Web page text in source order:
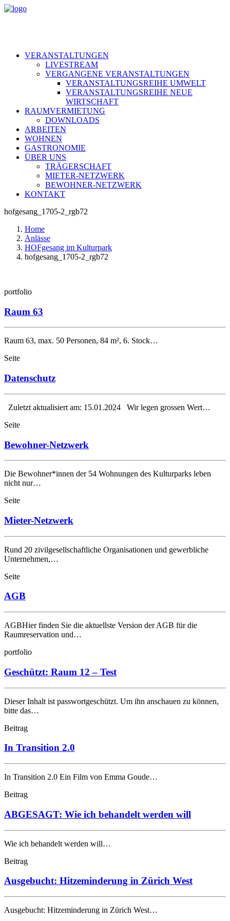
VERANSTALTUNGEN
LIVESTREAM
VERGANGENE VERANSTALTUNGEN
VERANSTALTUNGSREIHE UMWELT
VERANSTALTUNGSREIHE NEUE
WIRTSCHAFT
RAUMVERMIETUNG
DOWNLOADS
ARBEITEN
WOHNEN
GASTRONOMIE
ÜBER UNS
TRÄGERSCHAFT
MIETER-NETZWERK
BEWOHNER-NETZWERK
KONTAKT
hofgesang_1705-2_rgb72
Home
Anlässe
HOFgesang im Kulturpark
hofgesang_1705-2_rgb72
portfolio
Raum 63
Raum 63, max. 50 Personen, 84 m², 6. Stock…
Seite
Datenschutz
Zuletzt aktualisiert am: 15.01.2024 Wir legen grossen Wert…
Seite
Bewohner-Netzwerk
Die Bewohner*innen der 54 Wohnungen des Kulturparks leben
nicht nur…
Seite
Mieter-Netzwerk
Rund 20 zivilgesellschaftliche Organisationen und gewerbliche
Unternehmen,…
Seite
AGB
AGBHier finden Sie die aktuellste Version der AGB für die
Raumreservation und…
portfolio
Geschützt: Raum 12 – Test
Dieser Inhalt ist passwortgeschützt. Um ihn anschauen zu können,
bitte das…
Beitrag
In Transition 2.0
In Transition 2.0 Ein Film von Emma Goude…
Beitrag
ABGESAGT: Wie ich behandelt werden will
Wie ich behandelt werden will…
Beitrag
Ausgebucht: Hitzeminderung in Zürich West
Ausgebucht: Hitzeminderung in Zürich West…